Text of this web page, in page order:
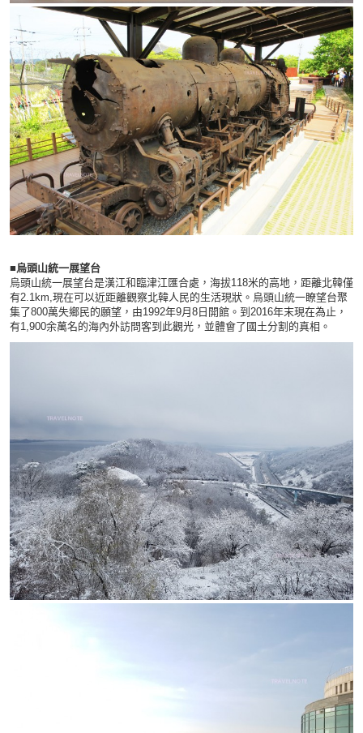
■烏頭山統一展望台
烏頭山統一展望台是漢江和臨津江匯合處，海拔118米的高地，距離北韓僅
有2.1km,現在可以近距離觀察北韓人民的生活現狀。烏頭山統一瞭望台聚
集了800萬失鄉民的願望，由1992年9月8日開館。到2016年末現在為止，
有1,900余萬名的海內外訪問客到此觀光，並體會了國土分割的真相。